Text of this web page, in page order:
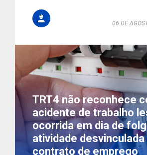
06 DE
TRT4 não reconhece
acidente de trabalho
ocorrida em dia de
atividade desvinculada
contrato de emprego